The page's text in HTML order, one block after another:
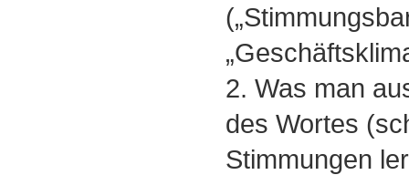
2. Was man
des Wortes
Stimmungen